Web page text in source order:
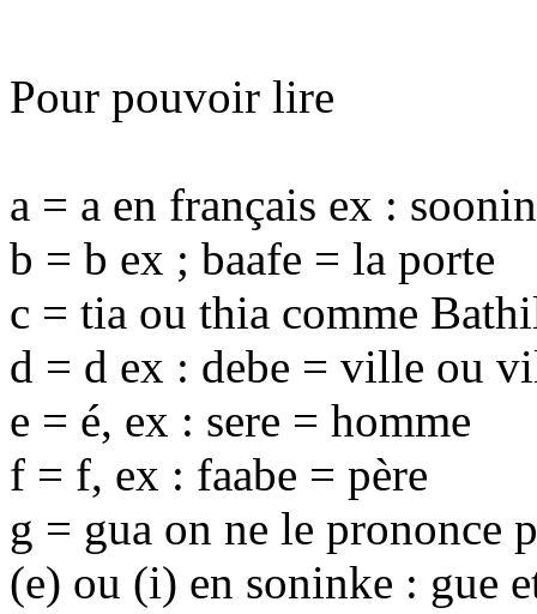
Pour pouvoir lire
a = a en français ex :
b = b ex ; baafe = la porte
c = tia ou thia comme
d = d ex : debe = ville ou
e = é, ex : sere = homme
f = f, ex : faabe = père
g = gua on ne le prononce
(e) ou (i) en soninke : gue